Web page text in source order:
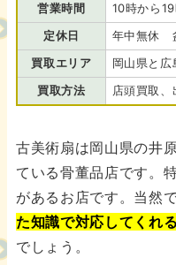
営業時間
10時から
定休日
年中無休
買取エリア
岡山県と
買取方法
店頭買取
古美術扇は岡山県の井
ている骨董品店です。
があるお店です。当然
た知識で対応してくれ
でしょう。